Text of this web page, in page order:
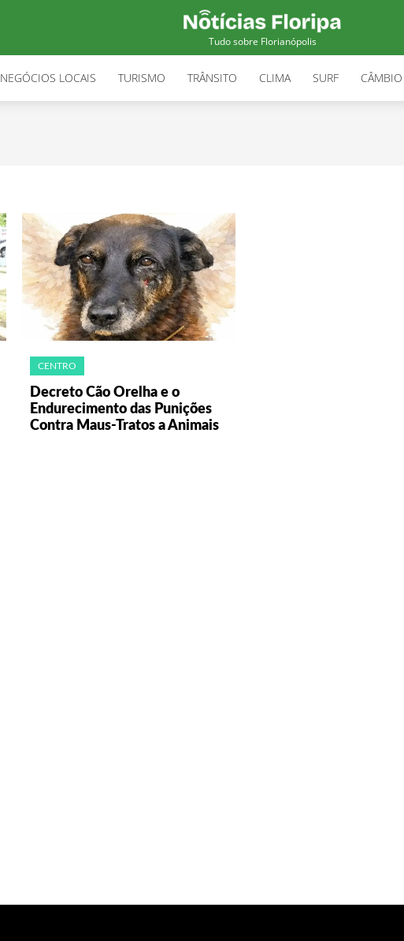
Tudo sobre Florianópolis
NEGÓCIOS LOCAIS TURISMO TRÂNSITO CLIMA SURF CÂMBIO
CENTRO
Decreto Cão Orelha e o
Endurecimento das Punições
Contra Maus-Tratos a Animais